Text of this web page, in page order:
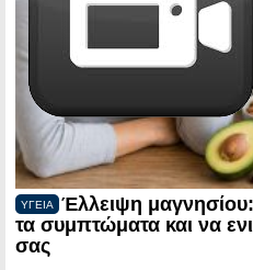
ΥΓΕΙΑ
Έλλειψη
τα συμπτώματα και να
σας